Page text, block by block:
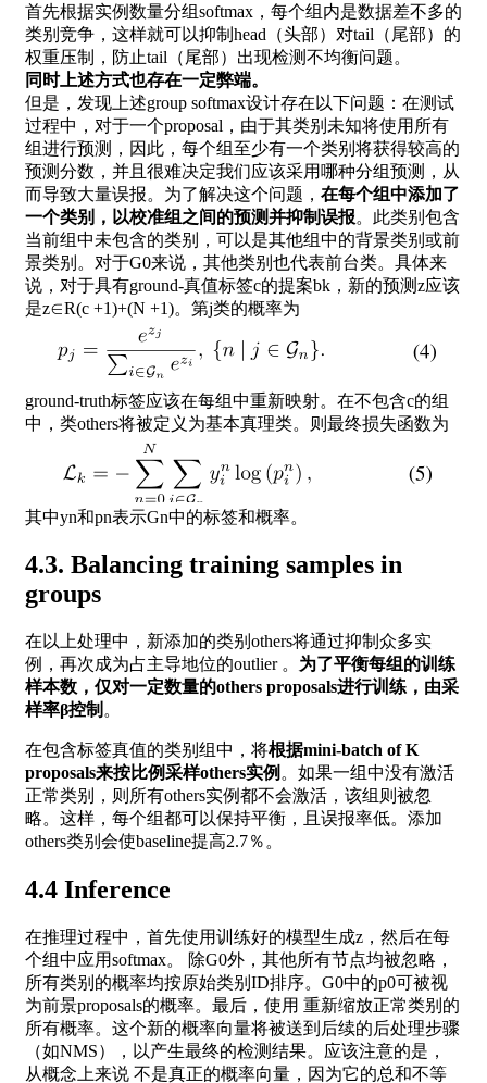
首先根据实例数量分组softmax，每个组内是数据差不多的
类别竞争，这样就可以抑制head（头部）对tail（尾部）的
权重压制，防止tail（尾部）出现检测不均衡问题。
同时上述方式也存在一定弊端。
但是，发现上述group softmax设计存在以下问题：在测试
过程中，对于一个proposal，由于其类别未知将使用所有
组进行预测，因此，每个组至少有一个类别将获得较高的
预测分数，并且很难决定我们应该采用哪种分组预测，从
而导致大量误报。为了解决这个问题， 在每个组中添加了
一个类别，以校准组之间的预测并抑制误报。此类别包含
当前组中未包含的类别，可以是其他组中的背景类别或前
景类别。对于G0来说，其他类别也代表前台类。具体来
说，对于具有ground-真值标签c的提案bk，新的预测z应该
是z∈R(c +1)+(N +1)。第j类的概率为
ground-truth标签应该在每组中重新映射。在不包含c的组
中，类others将被定义为基本真理类。则最终损失函数为
其中yn和pn表示Gn中的标签和概率。
4.3. Balancing training samples in
groups
在以上处理中，新添加的类别others将通过抑制众多实
例，再次成为占主导地位的outlier 。 为了平衡每组的训练
样本数，仅对一定数量的others proposals进行训练，由采
样率β控制 。
在包含标签真值的类别组中，将根据mini-batch of K
proposals来按比例采样others实例 。如果一组中没有激活
正常类别，则所有others实例都不会激活，该组则被忽
略。这样，每个组都可以保持平衡，且误报率低。添加
others类别会使baseline提高2.7％。
4.4 Inference
在推理过程中，首先使用训练好的模型生成z，然后在每
个组中应用softmax。 除G0外，其他所有节点均被忽略，
所有类别的概率均按原始类别ID排序。G0中的p0可被视
为前景proposals的概率。最后，使用 重新缩放正常类别的
所有概率。这个新的概率向量将被送到后续的后处理步骤
（如NMS），以产生最终的检测结果。应该注意的是，
从概念上来说 不是真正的概率向量，因为它的总和不等